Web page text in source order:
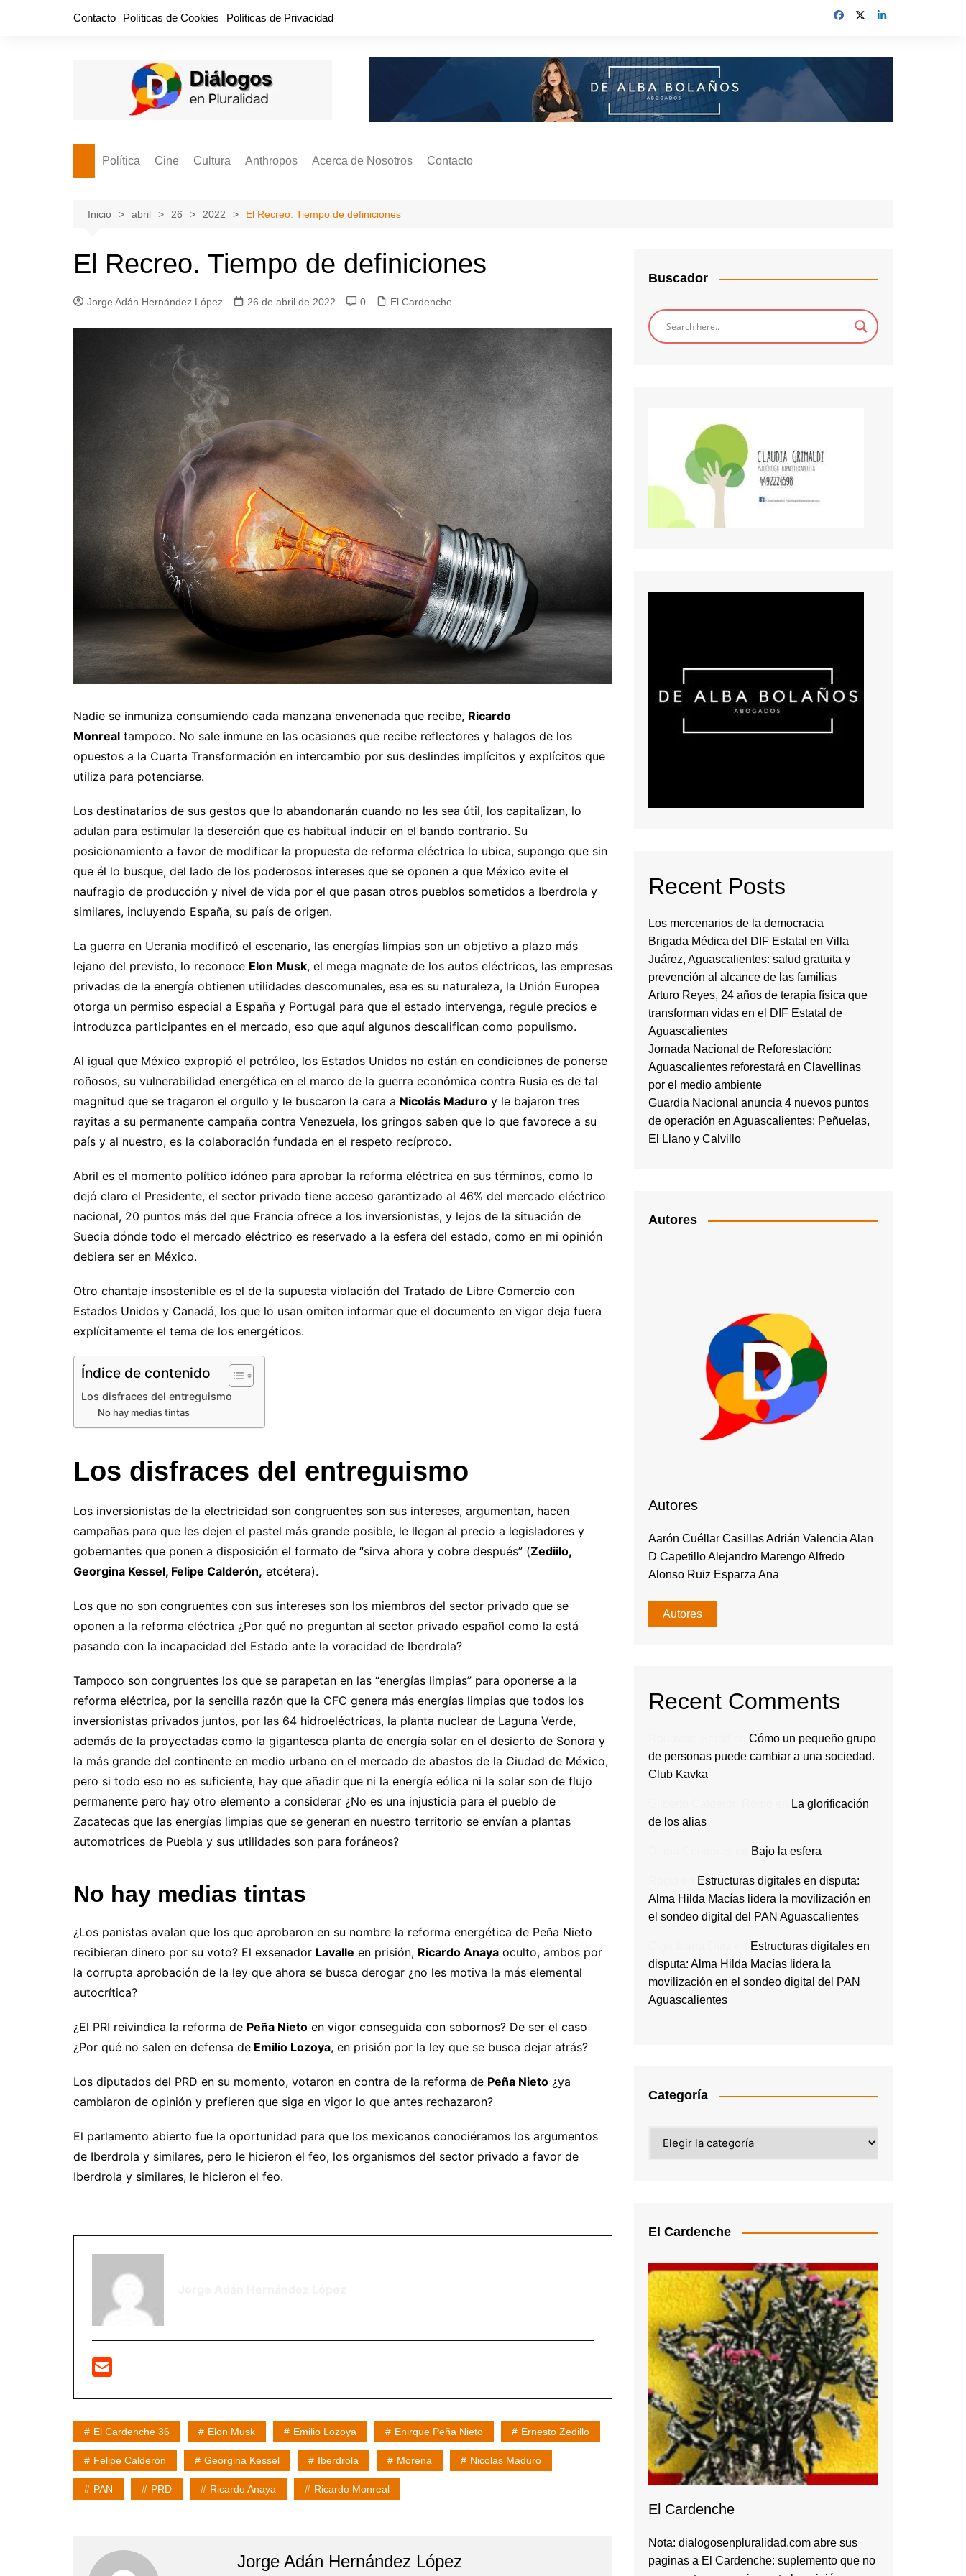
Contacto Políticas de Cookies Políticas de Privacidad
Política
Cabos Sueltos
Disruptor
El Cardenche
Guerra de Encuestas
Cine
FILMOGRAFÍAS
Cultura
Crónica
Libros
Música
Poesía
Anthropos
Estadística
Hemeródromo
Líderes inspiradores
Pedagogía Jurídica
REFLEXIONES
Tilde y tinta
Ya regresé
Acerca de Nosotros Contacto
Inicio abril 26 2022 El Recreo. Tiempo de definiciones
El Recreo. Tiempo de definiciones
Jorge Adán Hernández López 26 de abril de 2022 0 El Cardenche
Nadie se inmuniza consumiendo cada manzana envenenada que recibe, Ricardo
Monreal tampoco. No sale inmune en las ocasiones que recibe reflectores y halagos de los
opuestos a la Cuarta Transformación en intercambio por sus deslindes implícitos y explícitos que
utiliza para potenciarse.
Los destinatarios de sus gestos que lo abandonarán cuando no les sea útil, los capitalizan, lo
adulan para estimular la deserción que es habitual inducir en el bando contrario. Su
posicionamiento a favor de modificar la propuesta de reforma eléctrica lo ubica, supongo que sin
que él lo busque, del lado de los poderosos intereses que se oponen a que México evite el
naufragio de producción y nivel de vida por el que pasan otros pueblos sometidos a Iberdrola y
similares, incluyendo España, su país de origen.
La guerra en Ucrania modificó el escenario, las energías limpias son un objetivo a plazo más
lejano del previsto, lo reconoce Elon Musk, el mega magnate de los autos eléctricos, las empresas
privadas de la energía obtienen utilidades descomunales, esa es su naturaleza, la Unión Europea
otorga un permiso especial a España y Portugal para que el estado intervenga, regule precios e
introduzca participantes en el mercado, eso que aquí algunos descalifican como populismo.
Al igual que México expropió el petróleo, los Estados Unidos no están en condiciones de ponerse
roñosos, su vulnerabilidad energética en el marco de la guerra económica contra Rusia es de tal
magnitud que se tragaron el orgullo y le buscaron la cara a Nicolás Maduro y le bajaron tres
rayitas a su permanente campaña contra Venezuela, los gringos saben que lo que favorece a su
país y al nuestro, es la colaboración fundada en el respeto recíproco.
Abril es el momento político idóneo para aprobar la reforma eléctrica en sus términos, como lo
dejó claro el Presidente, el sector privado tiene acceso garantizado al 46% del mercado eléctrico
nacional, 20 puntos más del que Francia ofrece a los inversionistas, y lejos de la situación de
Suecia dónde todo el mercado eléctrico es reservado a la esfera del estado, como en mi opinión
debiera ser en México.
Otro chantaje insostenible es el de la supuesta violación del Tratado de Libre Comercio con
Estados Unidos y Canadá, los que lo usan omiten informar que el documento en vigor deja fuera
explícitamente el tema de los energéticos.
Índice de contenido
Los disfraces del entreguismo
No hay medias tintas
Los disfraces del entreguismo
Los inversionistas de la electricidad son congruentes son sus intereses, argumentan, hacen
campañas para que les dejen el pastel más grande posible, le llegan al precio a legisladores y
gobernantes que ponen a disposición el formato de “sirva ahora y cobre después” (Zediilo,
Georgina Kessel, Felipe Calderón, etcétera).
Los que no son congruentes con sus intereses son los miembros del sector privado que se
oponen a la reforma eléctrica ¿Por qué no preguntan al sector privado español como la está
pasando con la incapacidad del Estado ante la voracidad de Iberdrola?
Tampoco son congruentes los que se parapetan en las “energías limpias” para oponerse a la
reforma eléctrica, por la sencilla razón que la CFC genera más energías limpias que todos los
inversionistas privados juntos, por las 64 hidroeléctricas, la planta nuclear de Laguna Verde,
además de la proyectadas como la gigantesca planta de energía solar en el desierto de Sonora y
la más grande del continente en medio urbano en el mercado de abastos de la Ciudad de México,
pero si todo eso no es suficiente, hay que añadir que ni la energía eólica ni la solar son de flujo
permanente pero hay otro elemento a considerar ¿No es una injusticia para el pueblo de
Zacatecas que las energías limpias que se generan en nuestro territorio se envían a plantas
automotrices de Puebla y sus utilidades son para foráneos?
No hay medias tintas
¿Los panistas avalan que los que aprobaron en su nombre la reforma energética de Peña Nieto
recibieran dinero por su voto? El exsenador Lavalle en prisión, Ricardo Anaya oculto, ambos por
la corrupta aprobación de la ley que ahora se busca derogar ¿no les motiva la más elemental
autocrítica?
¿El PRI reivindica la reforma de Peña Nieto en vigor conseguida con sobornos? De ser el caso
¿Por qué no salen en defensa de Emilio Lozoya, en prisión por la ley que se busca dejar atrás?
Los diputados del PRD en su momento, votaron en contra de la reforma de Peña Nieto ¿ya
cambiaron de opinión y prefieren que siga en vigor lo que antes rechazaron?
El parlamento abierto fue la oportunidad para que los mexicanos conociéramos los argumentos
de Iberdrola y similares, pero le hicieron el feo, los organismos del sector privado a favor de
Iberdrola y similares, le hicieron el feo.
El Cardenche 36 Elon Musk Emilio Lozoya Enirque Peña Nieto Ernesto Zedillo
Felipe Calderón Georgina Kessel Iberdrola Morena Nicolas Maduro
PAN PRD Ricardo Anaya Ricardo Monreal
Jorge Adán Hernández López
Buscador
Recent Posts
Los mercenarios de la democracia
Brigada Médica del DIF Estatal en Villa
Juárez, Aguascalientes: salud gratuita y
prevención al alcance de las familias
Arturo Reyes, 24 años de terapia física que
transforman vidas en el DIF Estatal de
Aguascalientes
Jornada Nacional de Reforestación:
Aguascalientes reforestará en Clavellinas
por el medio ambiente
Guardia Nacional anuncia 4 nuevos puntos
de operación en Aguascalientes: Peñuelas,
El Llano y Calvillo
Autores
Autores
Aarón Cuéllar Casillas Adrián Valencia Alan
D Capetillo Alejandro Marengo Alfredo
Alonso Ruiz Esparza Ana
Autores
Recent Comments
Cómo un pequeño grupo
de personas puede cambiar a una sociedad.
Club Kavka
La glorificación
de los alias
Bajo la esfera
Estructuras digitales en disputa:
Alma Hilda Macías lidera la movilización en
el sondeo digital del PAN Aguascalientes
Estructuras digitales en
disputa: Alma Hilda Macías lidera la
movilización en el sondeo digital del PAN
Aguascalientes
Categoría
El Cardenche
El Cardenche
Nota: dialogosenpluralidad.com abre sus
paginas a El Cardenche: suplemento que no